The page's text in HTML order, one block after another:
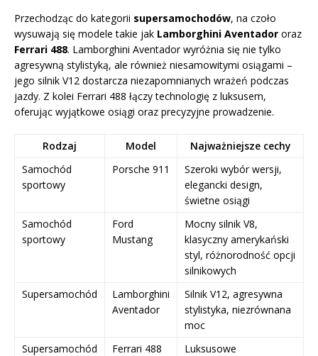
Przechodząc do kategorii supersamochodów, na czoło
wysuwają się modele takie jak Lamborghini Aventador oraz
Ferrari 488. Lamborghini Aventador wyróżnia się nie tylko
agresywną stylistyką, ale również niesamowitymi osiągami –
jego silnik V12 dostarcza niezapomnianych wrażeń podczas
jazdy. Z kolei Ferrari 488 łączy technologię z luksusem,
oferując wyjątkowe osiągi oraz precyzyjne prowadzenie.
Rodzaj Model
Najważniejsze cechy
Samochód
sportowy
Porsche 911
Szeroki wybór wersji,
elegancki design,
świetne osiągi
Samochód
sportowy
Ford
Mustang
Mocny silnik V8,
klasyczny amerykański
styl, różnorodność opcji
silnikowych
Supersamochód
Lamborghini
Aventador
Silnik V12, agresywna
stylistyka, niezrównana
moc
Supersamochód
Ferrari 488
Luksusowe